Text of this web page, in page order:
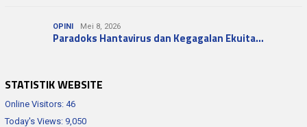
OPINI Mei 8, 2026
Paradoks Hantavirus dan Kegagalan Ekuita…
STATISTIK WEBSITE
Online Visitors: 46
Today's Views: 9,050